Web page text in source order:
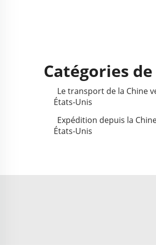
Catégories
Le transport de la Chine
États-Unis
Expédition depuis la
États-Unis